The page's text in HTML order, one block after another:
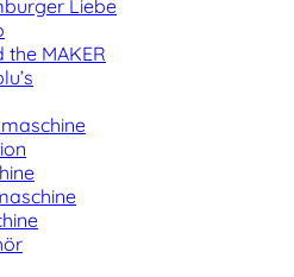
Liebe
the MAKER